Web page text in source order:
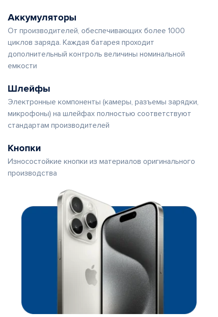
Аккумуляторы
От производителей, обеспечивающих более 1000
циклов заряда. Каждая батарея проходит
дополнительный контроль величины номинальной
емкости
Шлейфы
Электронные компоненты (камеры, разъемы зарядки,
микрофоны) на шлейфах полностью соответствуют
стандартам производителей
Кнопки
Износостойкие кнопки из материалов оригинального
производства